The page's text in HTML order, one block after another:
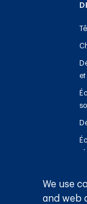
We use
and web